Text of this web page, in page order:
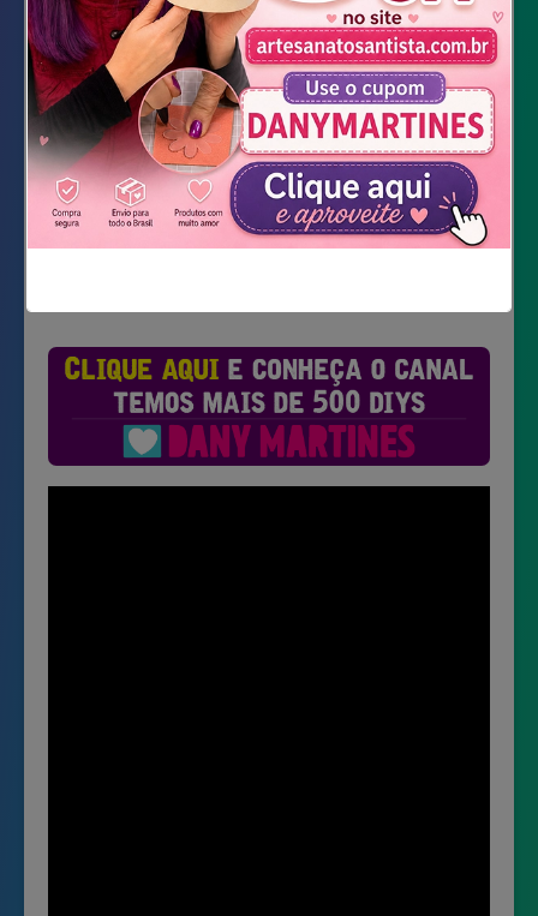
Bala, Chiclete ou lembrancinhas pequenas
Baixar Moldes